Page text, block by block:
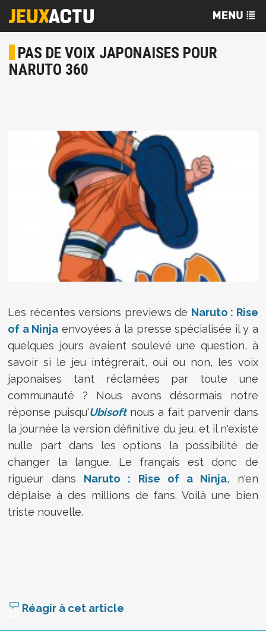
PAS DE VOIX JAPONAISES POUR
NARUTO 360
Les récentes versions previews de Naruto : Rise
of a Ninja envoyées à la presse spécialisée il y a
quelques jours avaient soulevé une question, à
savoir si le jeu intégrerait, oui ou non, les voix
japonaises tant réclamées par toute une
communauté ? Nous avons désormais notre
réponse puisqu'Ubisoftnous a fait parvenir dans
la journée la version définitive du jeu, et il n'existe
nulle part dans les options la possibilité de
changer la langue. Le français est donc de
rigueur dans Naruto : Rise of a Ninja, n'en
déplaise à des millions de fans. Voilà une bien
triste nouvelle.
Réagir à cet article